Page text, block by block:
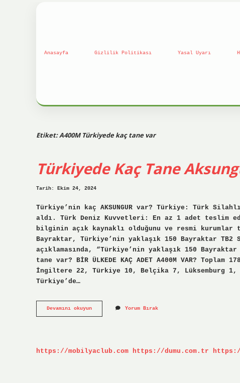
Anasayfa Gizlilik Politikası Yasal Uyarı
Etiket:A400M Türkiyede kaç tane var
Türkiyede Kaç Tane
Tarih: Ekim 24, 2024
Türkiye’nin kaç AKSUNGUR var? Türkiye: Türk
aldı. Türk Deniz Kuvvetleri: En az 1 adet teslim
bilginin açık kaynaklı olduğunu ve resmi kurumlar
Bayraktar, Türkiye’nin yaklaşık 150 Bayraktar TB2
açıklamasında, “Türkiye’nin yaklaşık 150
tane var? BİR ÜLKEDE KAÇ ADET A400M VAR?
İngiltere 22, Türkiye 10, Belçika 7, Lüksemburg 1,
Türkiye’de…
Devamını okuyunTürkiyede
Kaç
Yorum Bırak
https://mobilyaclub.com https://dumu.com.tr